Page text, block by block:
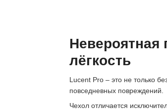
Невероятная
лёгкость
Lucent Pro – это не только
повседневных повреждений.
Чехол отличается